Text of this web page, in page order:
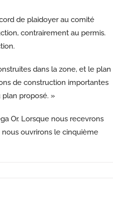
de plaidoyer au comité
contrairement au permis.
dans la zone, et le plan
de construction importantes
proposé. »
Or. Lorsque nous recevrons
ouvrirons le cinquième